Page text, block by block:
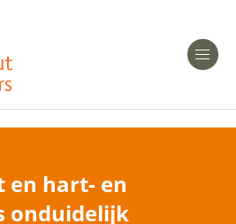
en hart- en
onduidelijk